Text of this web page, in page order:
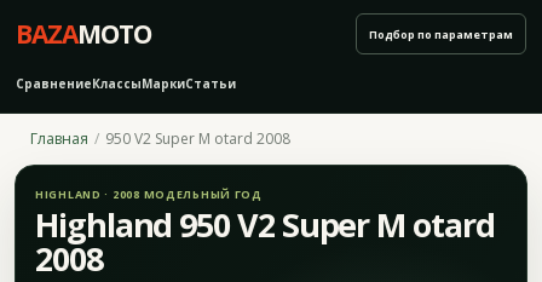
BAZAMOTO
СравнениеКлассыМаркиСтатьи
Подбор по параметрам
Главная 950 V2 Super M otard 2008
HIGHLAND · 2008 МОДЕЛЬНЫЙ ГОД
Highland 950 V2 Super M otard
2008